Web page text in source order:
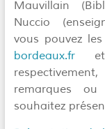
Mauvillain
Nuccio
vous pouvez
bordeaux.fr
remarques
souhaitez